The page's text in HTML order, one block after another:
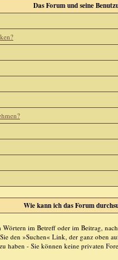
Das Forum und seine
Wie kann ich das Forum
Wörtern im Betreff oder im Beitrag,
den »Suchen« Link, der ganz oben
haben - Sie können keine privaten